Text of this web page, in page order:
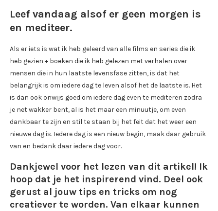
Leef vandaag alsof er geen morgen is
en mediteer.
Als er iets is wat ik heb geleerd van alle films en series die ik
heb gezien + boeken die ik heb gelezen met verhalen over
mensen die in hun laatste levensfase zitten, is dat het
belangrijk is om iedere dag te leven alsof het de laatste is. Het
is dan ook onwijs goed om iedere dag even te mediteren zodra
je net wakker bent, al is het maar een minuutje, om even
dankbaar te zijn en stil te staan bij het feit dat het weer een
nieuwe dag is. Iedere dag is een nieuw begin, maak daar gebruik
van en bedank daar iedere dag voor.
Dankjewel voor het lezen van dit artikel! Ik
hoop dat je het inspirerend vind. Deel ook
gerust al jouw tips en tricks om nog
creatiever te worden. Van elkaar kunnen